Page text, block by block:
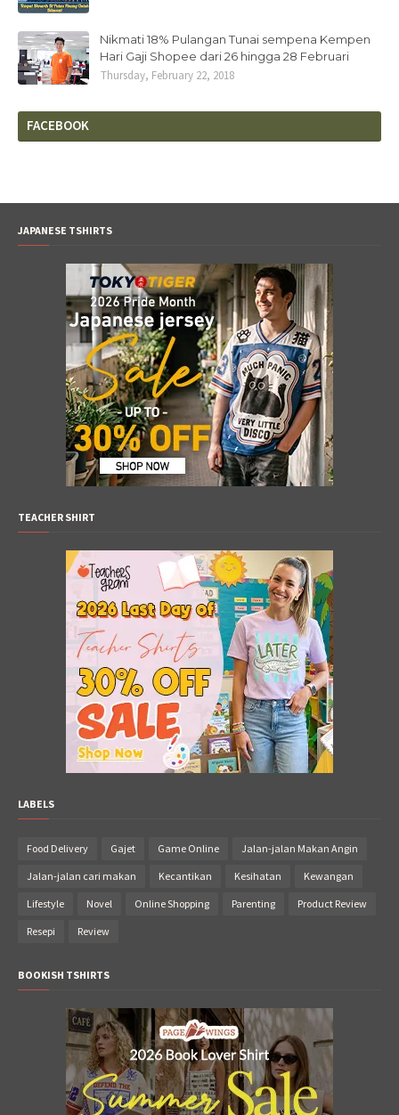
Nikmati 18% Pulangan Tunai sempena Kempen
Hari Gaji Shopee dari 26 hingga 28 Februari
Thursday, February 22, 2018
FACEBOOK
JAPANESE TSHIRTS
TEACHER SHIRT
LABELS
Food Delivery Gajet Game Online Jalan-jalan Makan Angin
Jalan-jalan cari makan Kecantikan Kesihatan Kewangan
Lifestyle Novel Online Shopping Parenting Product Review
Resepi Review
BOOKISH TSHIRTS